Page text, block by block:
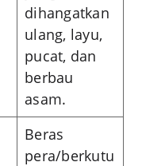
dihangatkan
ulang, layu,
pucat, dan
berbau
asam.
Beras
pera/berkutu